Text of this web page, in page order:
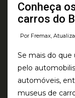
Conheça
carros do
Por Fremax,
Se mais do
pelo
automóveis,
museus de